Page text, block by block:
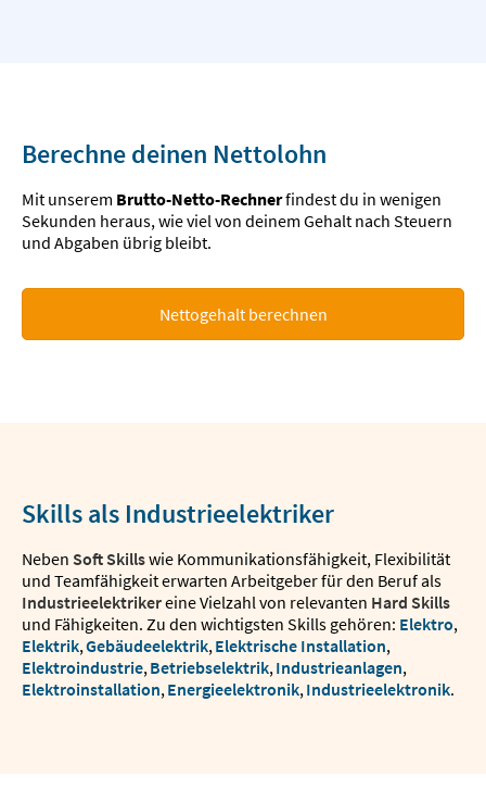
Berechne deinen Nettolohn
Mit unserem Brutto-Netto-Rechnerfindest du in wenigen
Sekunden heraus, wie viel von deinem Gehalt nach Steuern
und Abgaben übrig bleibt.
Nettogehalt berechnen
Skills als Industrieelektriker
Neben Soft Skillswie Kommunikationsfähigkeit, Flexibilität
und Teamfähigkeit erwarten Arbeitgeber für den Beruf als
Industrieelektrikereine Vielzahl von relevanten Hard Skills
und Fähigkeiten. Zu den wichtigsten Skills gehören: Elektro,
Elektrik,Gebäudeelektrik,Elektrische Installation,
Elektroindustrie,Betriebselektrik,Industrieanlagen,
Elektroinstallation,Energieelektronik,Industrieelektronik.